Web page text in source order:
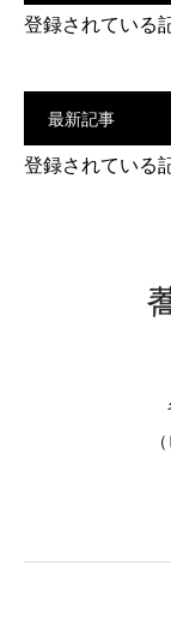
登録されている
最新記事
登録されている